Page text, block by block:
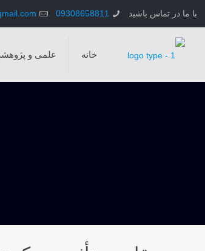
با ما در تماس باشید 09308658811
خانه علمی و